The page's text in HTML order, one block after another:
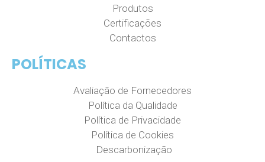
Produtos
Certificações
Contactos
POLÍTICAS
Avaliação de Fornecedores
Política da Qualidade
Política de Privacidade
Política de Cookies
Descarbonização